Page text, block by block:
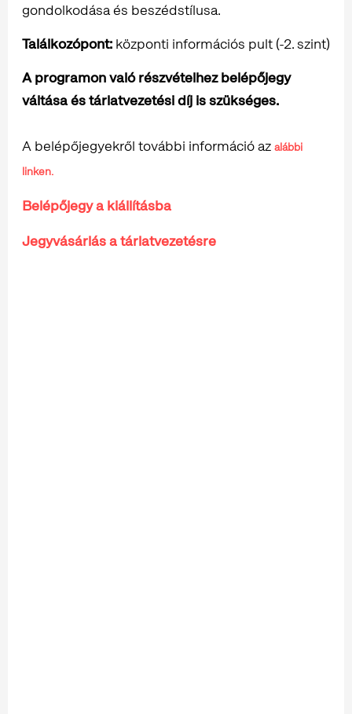
gondolkodása és beszédstílusa.
Találkozópont: központi információs pult (-2. szint)
A programon való részvételhez belépőjegy
váltása és tárlatvezetési díj is szükséges.
A belépőjegyekről további információ az alábbi
linken.
Belépőjegy a kiállításba
Jegyvásárlás a tárlatvezetésre